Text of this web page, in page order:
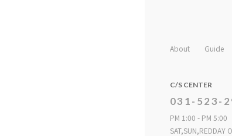
About Guide
C/S CENTER
031-523-
PM 1:00 - PM 5:00
SAT,SUN,REDDAY